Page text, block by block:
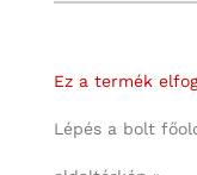
Ez a termék
Lépés a bolt